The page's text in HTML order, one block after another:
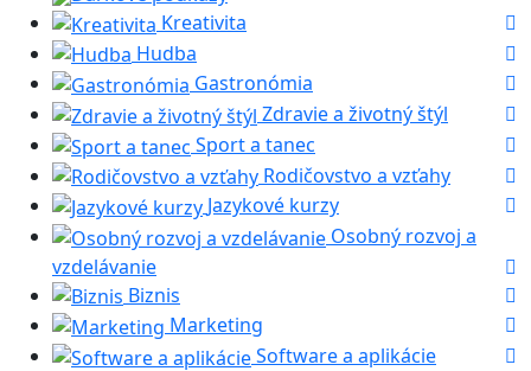
Kreativita
Hudba
Gastronómia
Zdravie a životný štýl
Sport a tanec
Rodičovstvo a vzťahy
Jazykové kurzy
Osobný rozvoj a
vzdelávanie
Biznis
Marketing
Software a aplikácie